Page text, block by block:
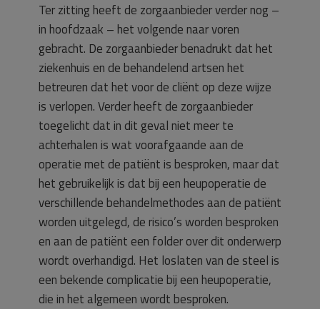
Ter zitting heeft de zorgaanbieder verder nog –
in hoofdzaak – het volgende naar voren
gebracht. De zorgaanbieder benadrukt dat het
ziekenhuis en de behandelend artsen het
betreuren dat het voor de cliënt op deze wijze
is verlopen. Verder heeft de zorgaanbieder
toegelicht dat in dit geval niet meer te
achterhalen is wat voorafgaande aan de
operatie met de patiënt is besproken, maar dat
het gebruikelijk is dat bij een heupoperatie de
verschillende behandelmethodes aan de patiënt
worden uitgelegd, de risico’s worden besproken
en aan de patiënt een folder over dit onderwerp
wordt overhandigd. Het loslaten van de steel is
een bekende complicatie bij een heupoperatie,
die in het algemeen wordt besproken.